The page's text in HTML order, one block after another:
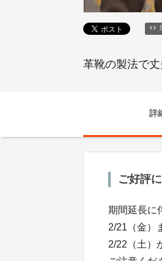
革靴の製法で
詳
ご好評
期間延長に
2/21（金）
2/22（土）